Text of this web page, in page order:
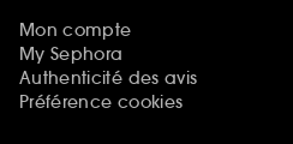
Mon compte
My Sephora
Authenticité des avis
Préférence cookies